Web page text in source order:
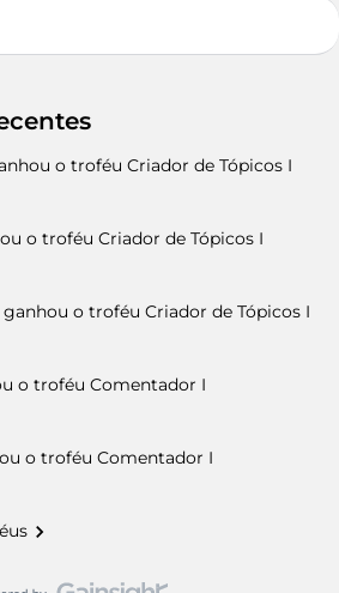
o troféu Criador de Tópicos I
o troféu Criador de Tópicos I
ganhou o troféu Criador de Tópicos I
o troféu Comentador I
o troféu Comentador I